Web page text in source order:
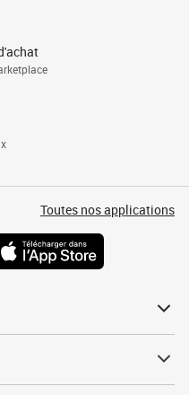
Toutes nos applications